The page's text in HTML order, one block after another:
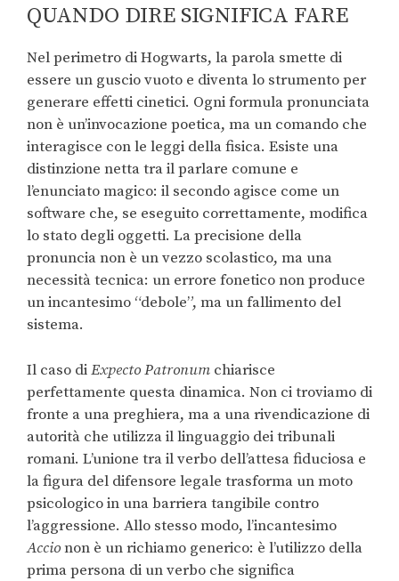
QUANDO DIRE SIGNIFICA FARE
Nel perimetro di Hogwarts, la parola smette di
essere un guscio vuoto e diventa lo strumento per
generare effetti cinetici. Ogni formula pronunciata
non è un’invocazione poetica, ma un comando che
interagisce con le leggi della fisica. Esiste una
distinzione netta tra il parlare comune e
l’enunciato magico: il secondo agisce come un
software che, se eseguito correttamente, modifica
lo stato degli oggetti. La precisione della
pronuncia non è un vezzo scolastico, ma una
necessità tecnica: un errore fonetico non produce
un incantesimo “debole”, ma un fallimento del
sistema.
Il caso diExpecto Patronum chiarisce
perfettamente questa dinamica. Non ci troviamo di
fronte a una preghiera, ma a una rivendicazione di
autorità che utilizza il linguaggio dei tribunali
romani. L’unione tra il verbo dell’attesa fiduciosa e
la figura del difensore legale trasforma un moto
psicologico in una barriera tangibile contro
l’aggressione. Allo stesso modo, l’incantesimo
Accionon è un richiamo generico: è l’utilizzo della
prima persona di un verbo che significa